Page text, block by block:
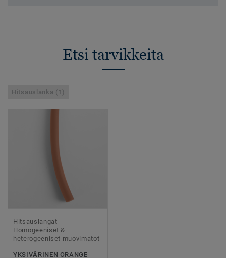
Etsi tarvikkeita
Hitsauslanka (1)
Hitsauslangat -
Homogeeniset &
heterogeeniset muovimatot
YKSIVÄRINEN ORANGE